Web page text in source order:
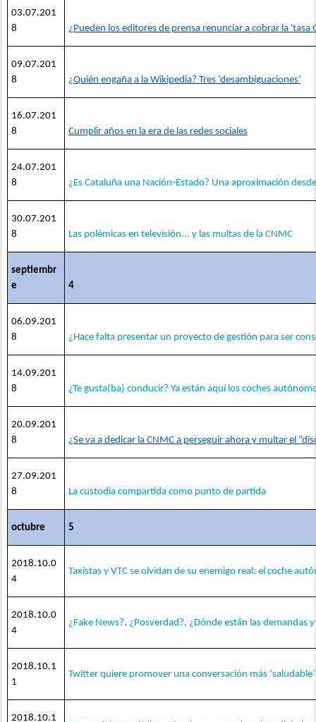
03.07.201
8
¿Pueden los editores de prensa renunciar a cobrar la 'tasa
09.07.201
8
¿Quién engaña a la Wikipedia? Tres ‘desambiguaciones’
16.07.201
8
Cumplir años en la era de las redes sociales
24.07.201
8
¿Es Cataluña una Nación-Estado? Una aproximación
30.07.201
8
Las polémicas en televisión... y las multas de la CNMC
septiembr
e
4
06.09.201
8
¿Hace falta presentar un proyecto de gestión para ser
14.09.201
8
¿Te gusta(ba) conducir? Ya están aquí los coches
20.09.201
8
¿Se va a dedicar la CNMC a perseguir ahora y multar el
27.09.201
8
La custodia compartida como punto de partida
octubre 5
2018.10.0
4
Taxistas y VTC se olvidan de su enemigo real: el coche
2018.10.0
4
¿Fake News?, ¿Posverdad?, ¿Dónde están las demandas
2018.10.1
1
Twitter quiere promover una conversación más ‘saludable’
2018.10.1